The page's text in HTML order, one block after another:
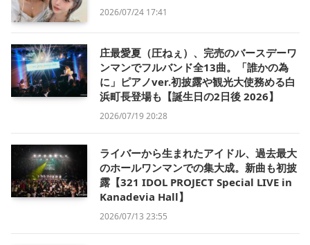
2026/07/24 17:41
庄最愛夏（圧ねぇ）、完売のバースデーワ
ンマンでフルバンド全13曲。「誰かの為
に」ピアノver.初披露や観光大使務める白
浜町長登場も【誕生日の2日後 2026】
2026/07/19 20:28
ライバーから生まれたアイドル、過去最大
のホールワンマンでの集大成。新曲も初披
露【321 IDOL PROJECT Special LIVE in
Kanadevia Hall】
2026/07/13 23:55